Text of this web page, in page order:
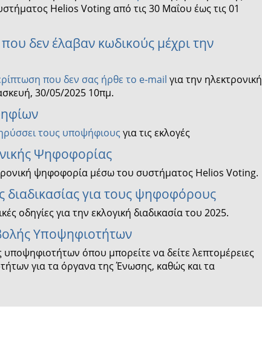
Helios Voting από τις 30 Μαΐου έως τις 01
δεν έλαβαν κωδικούς μέχρι την
που δεν σας ήρθε το e-mail για την ηλεκτρονική
30/05/2025 10πμ.
τους υποψήφιους για τις εκλογές
Ψηφοφορίας
ψηφοφορία μέσω του συστήματος Helios Voting.
διαδικασίας για τους ψηφοφόρους
οδηγίες για την εκλογική διαδικασία του 2025.
Υποψηφιοτήτων
όπου μπορείτε να δείτε λεπτομέρειες
για τα όργανα της Ένωσης, καθώς και τα